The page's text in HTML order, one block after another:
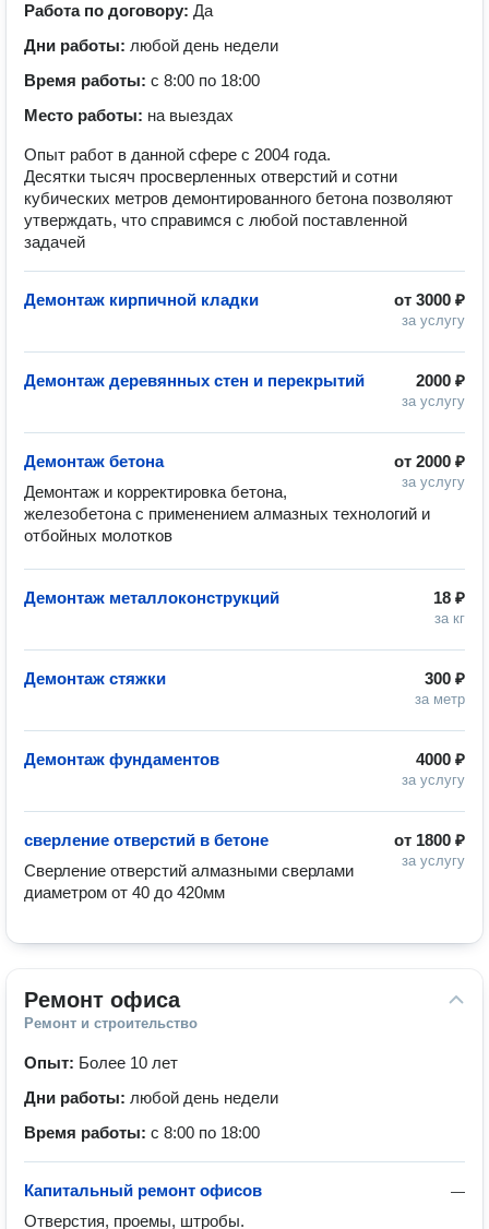
Работа по договору: Да
Дни работы: любой день недели
Время работы: с 8:00 по 18:00
Место работы: на выездах
Опыт работ в данной сфере с 2004 года.
Десятки тысяч просверленных отверстий и сотни
кубических метров демонтированного бетона позволяют
утверждать, что справимся с любой поставленной
задачей
от 3000 ₽
за услугу
Демонтаж кирпичной кладки
2000 ₽
за услугу
Демонтаж деревянных стен и перекрытий
от 2000 ₽
за услугу
Демонтаж бетона
Демонтаж и корректировка бетона,
железобетона с применением алмазных технологий и
отбойных молотков
18 ₽
за кг
Демонтаж металлоконструкций
300 ₽
за метр
Демонтаж стяжки
4000 ₽
за услугу
Демонтаж фундаментов
от 1800 ₽
за услугу
сверление отверстий в бетоне
Сверление отверстий алмазными сверлами
Ремонт офиса
Ремонт и строительство
Опыт: Более 10 лет
Дни работы: любой день недели
Время работы: с 8:00 по 18:00
—
Капитальный ремонт офисов
Отверстия, проемы, штробы.